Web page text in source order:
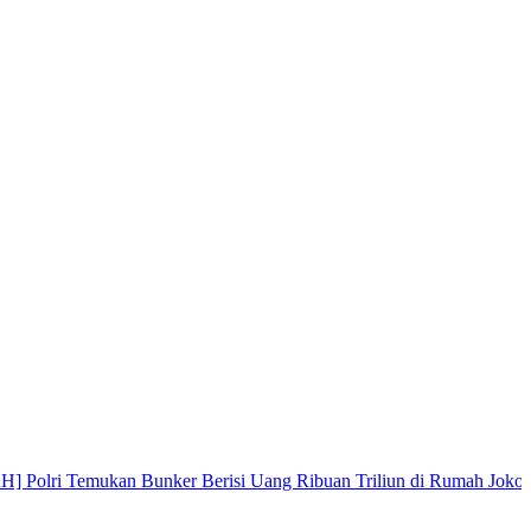
Bunker Berisi Uang Ribuan Triliun di Rumah Jokowi |